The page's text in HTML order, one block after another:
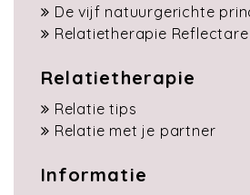
De vijf natuurgerichte
Relatietherapie Reflectare
Relatietherapie
Relatie tips
Relatie met je partner
Informatie